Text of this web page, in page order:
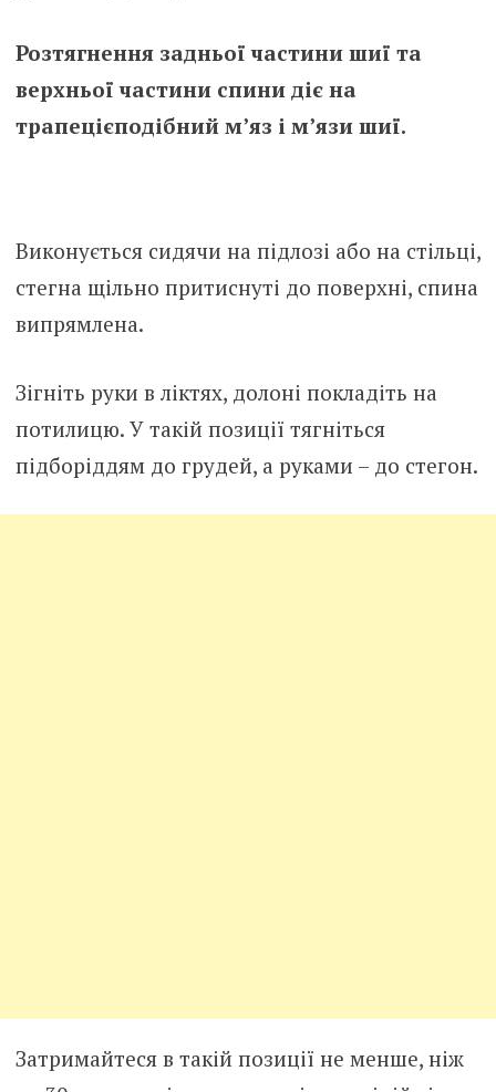
Розтягнення задньої частини шиї та
верхньої частини спини діє на
трапецієподібний м’яз і м’язи шиї.
Виконується сидячи на підлозі або на стільці,
стегна щільно притиснуті до поверхні, спина
випрямлена.
Зігніть руки в ліктях, долоні покладіть на
потилицю. У такій позиції тягніться
підборіддям до грудей, а руками – до стегон.
Затримайтеся в такій позиції не менше, ніж